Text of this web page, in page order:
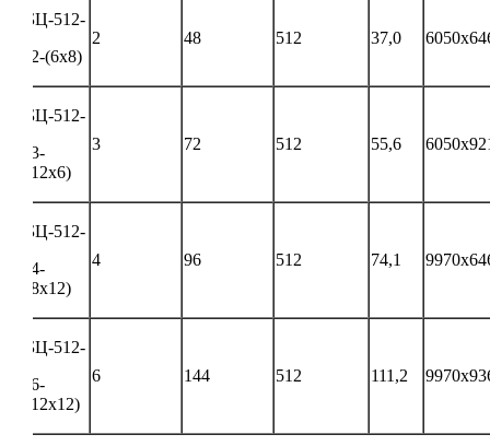
БЦ-512-
-2-(6х8)
2 48 512 37,0
БЦ-512-
-3-
(12х6)
3 72 512 55,6
БЦ-512-
-4-
(8х12)
4 96 512 74,1
БЦ-512-
-6-
(12х12)
6 144 512 111,2